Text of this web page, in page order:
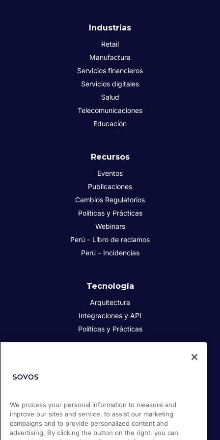
Industrias
Retail
Manufactura
Servicios financieros
Servicios digitales
Salud
Telecomunicaciones
Educación
Recursos
Eventos
Publicaciones
Cambios Regulatorios
Políticas y Prácticas
Webinars
Perú – Libro de reclamos
Perú – Incidencias
Tecnología
Arquitectura
Integraciones y API
Políticas y Prácticas
Responsabilidad social
Soporte / Portal de clientes
Empleos
We process your personal information to measure and
improve our sites and service, to assist our marketing
campaigns and to provide personalized content and
advertising. By clicking the button on the right, you can